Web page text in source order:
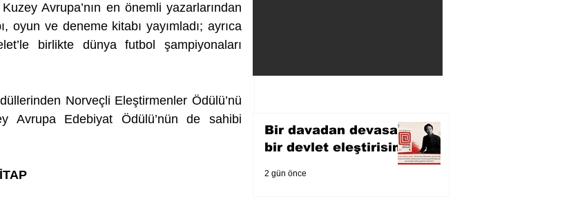
Avrupa’nın en önemli yazarlarından
ve deneme kitabı yayımladı; ayrıca
birlikte dünya futbol şampiyonaları
Norveçli Eleştirmenler Ödülü’nü
Avrupa Edebiyat Ödülü’nün de sahibi
Bir davadan devasa
bir devlet eleştirisine
2 gün önce